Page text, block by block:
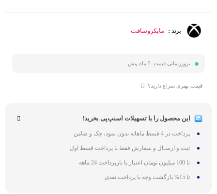
برند : مایکروسافت
بروزرسانی قیمت: 5 ماه پیش
قیمت بهتری سراغ دارید؟
این محصول را با تسهیلات اسنپ‌پی بخرید!
پرداخت در 4 قسط ماهانه بدون سود، چک و ضامن
ثبت و ارسـال و سفارش فقط با پرداخت قسط اول
تا 100 میلیون تومان اعتبار با بازپرداخت 24 ماهه
تا 15% بازگشت وجه با پرداخت نقدی